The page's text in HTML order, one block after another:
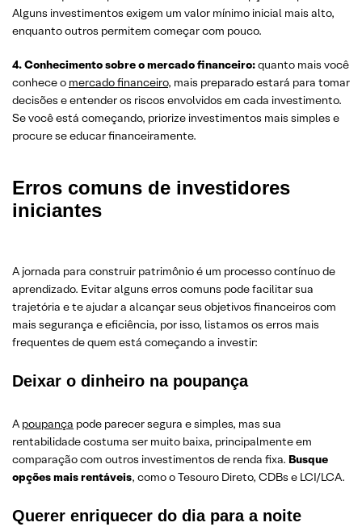
Alguns investimentos exigem um valor mínimo inicial mais alto,
enquanto outros permitem começar com pouco.
4. Conhecimento sobre o mercado financeiro:quanto mais você
conhece o mercado financeiro, mais preparado estará para tomar
decisões e entender os riscos envolvidos em cada investimento.
Se você está começando, priorize investimentos mais simples e
procure se educar financeiramente.
Erros comuns de investidores
iniciantes
A jornada para construir patrimônio é um processo contínuo de
aprendizado. Evitar alguns erros comuns pode facilitar sua
trajetória e te ajudar a alcançar seus objetivos financeiros com
mais segurança e eficiência, por isso, listamos os erros mais
frequentes de quem está começando a investir:
Deixar o dinheiro na poupança
A poupança pode parecer segura e simples, mas sua
rentabilidade costuma ser muito baixa, principalmente em
comparação com outros investimentos de renda fixa. Busque
opções mais rentáveis, como o Tesouro Direto, CDBs e LCI/LCA.
Querer enriquecer do dia para a noite